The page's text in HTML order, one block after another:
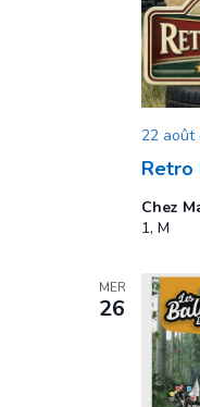
Retro
22 août
Chez
1, M
MER
26